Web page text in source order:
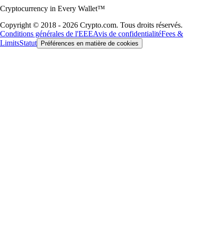
Cryptocurrency in Every Wallet™
Copyright © 2018 - 2026 Crypto.com. Tous droits réservés.
Conditions générales de l'EEEAvis de confidentialitéFees &
LimitsStatut Préférences en matière de cookies